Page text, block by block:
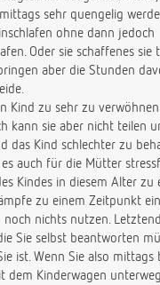
mir weiterhelfen und
für ihre Bemühung.
sehr quengelig
ohne dann jedoch
Oder sie schaffenes
aber die Stunden
Kind zu sehr zu
kann sie aber nicht teilen
das Kind schlechter zu
es auch für die Mütter
Kindes in diesem Alter zu
zu einem Zeitpunkt
noch nichts nutzen.
Sie selbst beantworten
ist. Wenn Sie also mittags
dem Kinderwagen